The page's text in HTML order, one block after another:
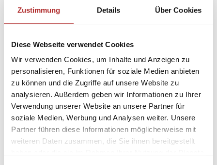
Zustimmung Details Über Cookies
Diese Webseite verwendet Cookies
Wir verwenden Cookies, um Inhalte und Anzeigen zu
personalisieren, Funktionen für soziale Medien anbieten
zu können und die Zugriffe auf unsere Website zu
analysieren. Außerdem geben wir Informationen zu Ihrer
Verwendung unserer Website an unsere Partner für
soziale Medien, Werbung und Analysen weiter. Unsere
Partner führen diese Informationen möglicherweise mit
weiteren Daten zusammen, die Sie ihnen bereitgestellt